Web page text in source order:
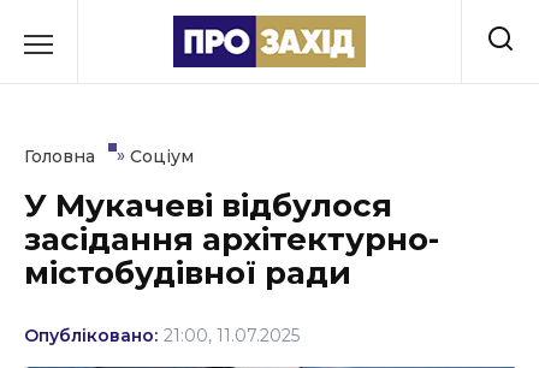
до
Культура
Освіта
Події
Головна » Соціум
У Мукачеві відбулося
засідання архітектурно-
містобудівної ради
Опубліковано: 21:00, 11.07.2025